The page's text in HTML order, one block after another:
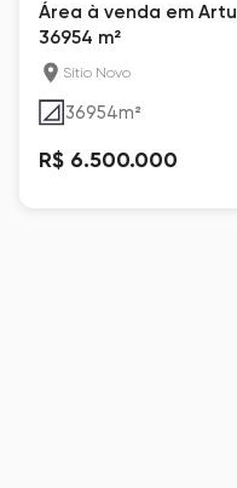
Área à venda em
36954 m²
Sítio Novo
36954m²
R$ 6.500.000